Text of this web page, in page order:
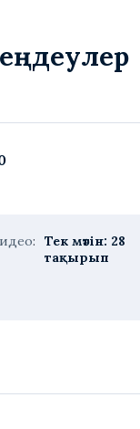
:
Тек мәтін: 28
тақырып